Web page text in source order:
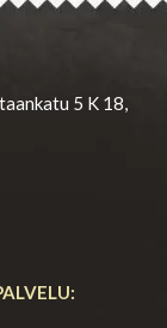
5 K 18,